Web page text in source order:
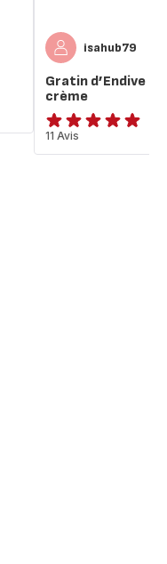
isahub79
Gratin d’Endive
crème
Avis
5
11 Avis